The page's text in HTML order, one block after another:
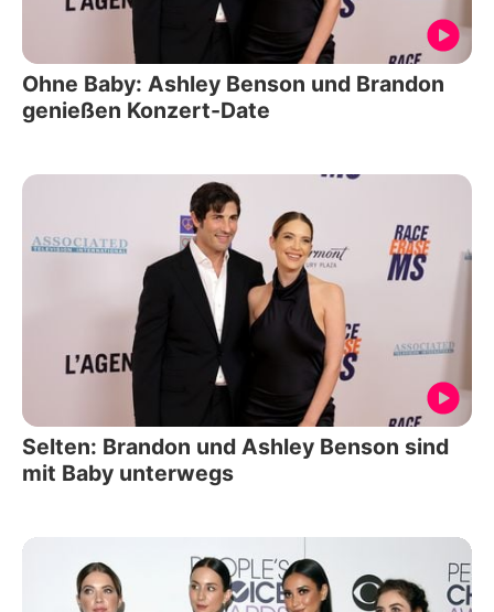
Ohne Baby: Ashley Benson und Brandon
genießen Konzert-Date
Selten: Brandon und Ashley Benson sind
mit Baby unterwegs